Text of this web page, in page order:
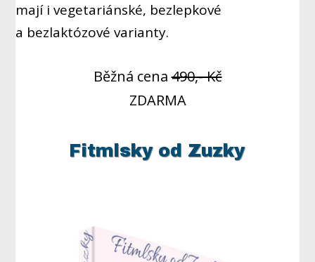
mají i vegetariánské, bezlepkové
a bezlaktózové varianty.
Běžná cena490,- Kč
ZDARMA
Fitmlsky od Zuzky